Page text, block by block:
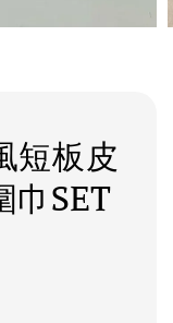
短板皮
巾SET